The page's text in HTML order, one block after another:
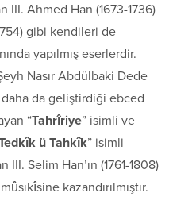
III. Ahmed Han (1673-1736)
gibi kendileri de
yapılmış eserlerdir.
Nasır Abdülbaki Dede
daha da geliştirdiği ebced
“Tahrîriye” isimli ve
ü Tahkîk” isimli
Selim Han’ın (1761-1808)
kazandırılmıştır.